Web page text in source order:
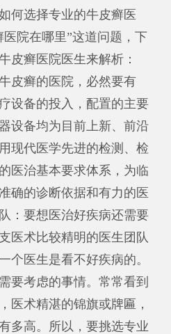
何选择专业的牛皮癣医
院在哪里”这道问题，下
皮癣医院医生来解析：
皮癣的医院，必然要有
设备的投入，配置的主要
设备均为目前上新、前沿
现代医学先进的检测、检
医治基本要求体系，为临
确的诊断依据和有力的医
：要想医治好疾病还需要
医术比较精明的医生团队
个医生是看不好疾病的。
要考虑的事情。常常看到
医术精湛的锦旗或牌匾，
多高。所以，要挑选专业